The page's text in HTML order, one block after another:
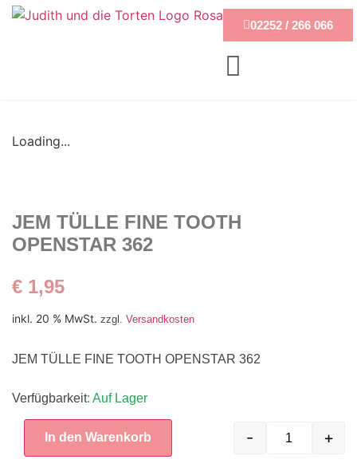
02252 / 266 066
Loading...
JEM TÜLLE FINE TOOTH
OPENSTAR 362
€ 1,95
inkl. 20 % MwSt. zzgl. Versandkosten
JEM TÜLLE FINE TOOTH OPENSTAR 362
Verfügbarkeit: Auf Lager
- +
In den Warenkorb